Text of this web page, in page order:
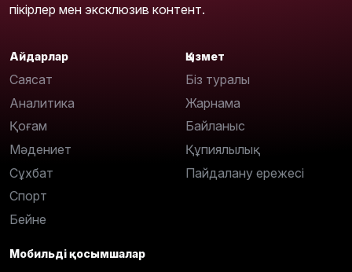
пікірлер мен эксклюзив контент.
Айдарлар
Саясат
Аналитика
Қоғам
Мәдениет
Сұхбат
Спорт
Бейне
Қызмет
Біз туралы
Жарнама
Байланыс
Құпиялылық
Пайдалану ережесі
Мобильді қосымшалар